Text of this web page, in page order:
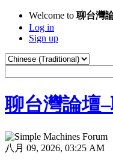
Welcome to 聊台灣
Log in
Sign up
聊台灣論壇
八月 09, 2026, 03:25 AM